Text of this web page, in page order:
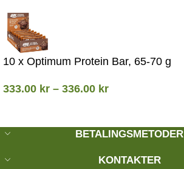
10 x Optimum Protein Bar, 65-70 g
333.00 kr – 336.00 kr
BETALINGSMETODER
KONTAKTER